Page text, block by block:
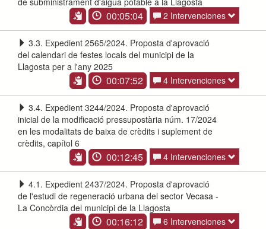
00:05:04 2 Intervenciones
3.3. Expedient 2565/2024. Proposta d'aprovació
del calendari de festes locals del municipi de la
Llagosta per a l'any 2025
00:07:52 4 Intervenciones
3.4. Expedient 3244/2024. Proposta d'aprovació
inicial de la modificació pressupostària núm. 17/2024
en les modalitats de baixa de crèdits i suplement de
crèdits, capítol 6
00:12:45 4 Intervenciones
4.1. Expedient 2437/2024. Proposta d'aprovació
de l'estudi de regeneració urbana del sector Vecasa -
La Concòrdia del municipi de la Llagosta
00:16:12 6 Intervenciones